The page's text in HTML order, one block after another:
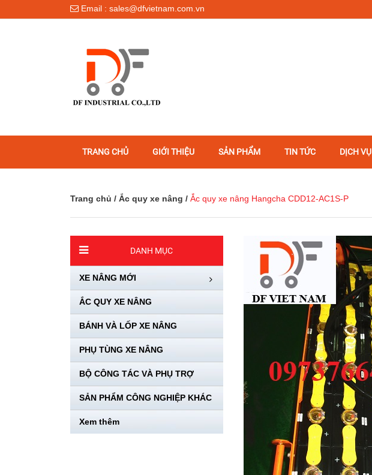
Email : sales@dfvietnam.com.vn
TRANG CHỦ GIỚI THIỆU SẢN PHẨM TIN TỨC DỊCH VỤ
Trang chủ / Ắc quy xe nâng / Ắc quy xe nâng Hangcha CDD12-AC1S-P
DANH MỤC
XE NÂNG MỚI
ẮC QUY XE NÂNG
BÁNH VÀ LỐP XE NÂNG
PHỤ TÙNG XE NÂNG
BỘ CÔNG TÁC VÀ PHỤ TRỢ
SẢN PHẨM CÔNG NGHIỆP KHÁC
Xem thêm